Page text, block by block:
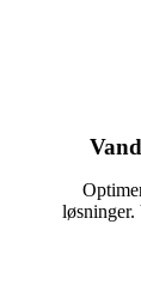
løsninger.